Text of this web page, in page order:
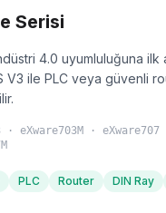
Serisi
4.0 uyumluluğuna ilk
V3 ile PLC veya güvenli
· eXware703M · eXware707
PLC Router DIN Ray